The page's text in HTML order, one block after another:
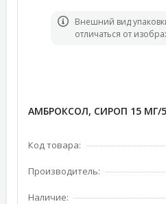
Bнешний вид
отличаться от
АМБРОКСОЛ, СИРОП 15 МГ/
Код товара:
Производитель:
Наличие: